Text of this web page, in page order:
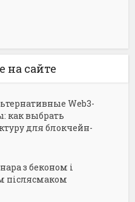
на сайте
Web3-
как выбрать
для блокчейн-
з беконом і
післясмаком